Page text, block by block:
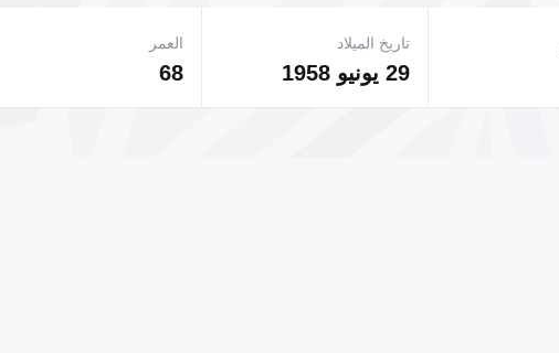
29 يونيو 1958
تاريخ الميلاد
68
العمر